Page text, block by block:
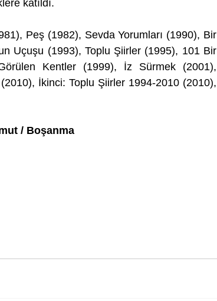
katıldı.
Peş (1982), Sevda Yorumları (1990), Bir
Uçuşu (1993), Toplu Şiirler (1995), 101 Bir
Kentler (1999), İz Sürmek (2001),
İkinci: Toplu Şiirler 1994-2010 (2010),
/ Boşanma